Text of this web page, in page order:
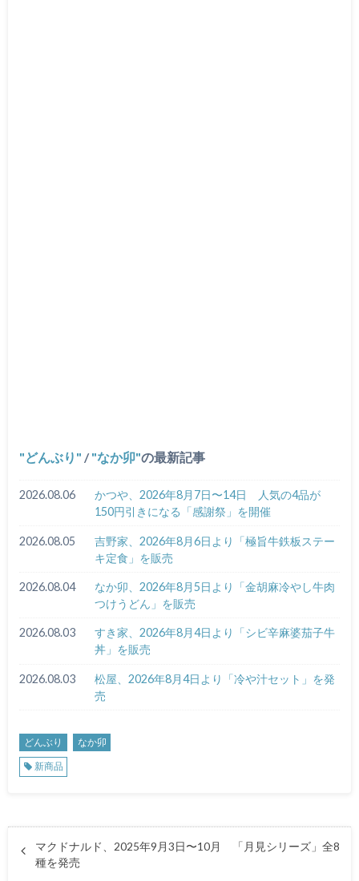
どんぶり / なか卯 の最新記事
2026.08.06
かつや、2026年8月7日〜14日 人気の4品が
150円引きになる「感謝祭」を開催
2026.08.05
吉野家、2026年8月6日より「極旨牛鉄板ステー
キ定食」を販売
2026.08.04
なか卯、2026年8月5日より「金胡麻冷やし牛肉
つけうどん」を販売
2026.08.03
すき家、2026年8月4日より「シビ辛麻婆茄子牛
丼」を販売
2026.08.03
松屋、2026年8月4日より「冷や汁セット」を発
売
どんぶり
なか卯
新商品
マクドナルド、2025年9月3日〜10月 「月見シリーズ」全8
種を発売